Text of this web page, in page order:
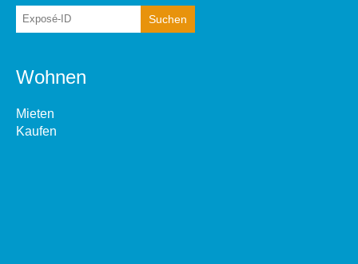
Wohnen
Mieten
Kaufen